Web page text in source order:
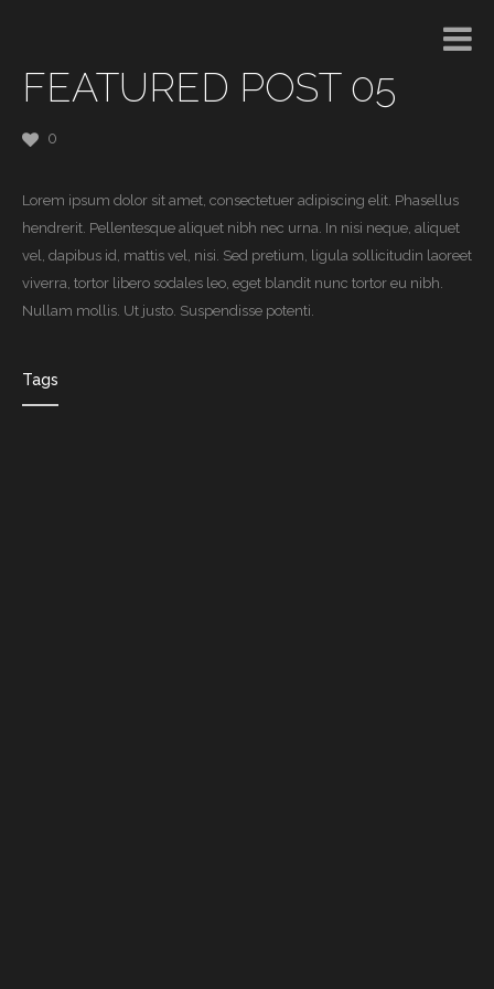
FEATURED POST 05
0
Lorem ipsum dolor sit amet, consectetuer adipiscing elit. Phasellus
hendrerit. Pellentesque aliquet nibh nec urna. In nisi neque, aliquet
vel, dapibus id, mattis vel, nisi. Sed pretium, ligula sollicitudin laoreet
viverra, tortor libero sodales leo, eget blandit nunc tortor eu nibh.
Nullam mollis. Ut justo. Suspendisse potenti.
Tags